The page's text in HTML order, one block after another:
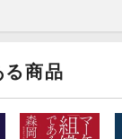
る商品